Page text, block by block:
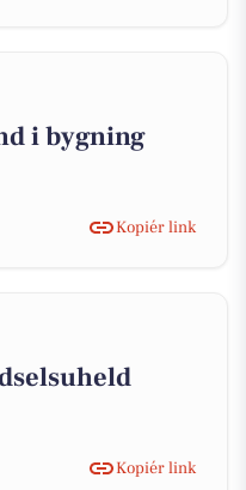
i bygning
Kopiér link
Kopiér link